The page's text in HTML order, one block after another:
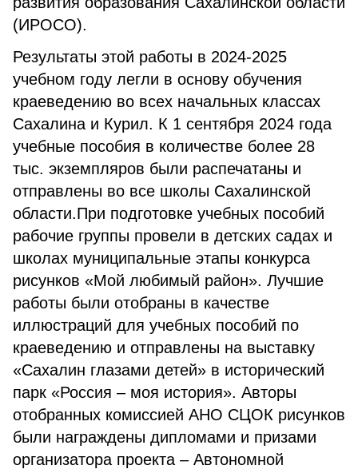
(ИРОСО).
Результаты этой работы в 2024-2025
учебном году легли в основу обучения
краеведению во всех начальных классах
Сахалина и Курил. К 1 сентября 2024 года
учебные пособия в количестве более 28
тыс. экземпляров были распечатаны и
отправлены во все школы Сахалинской
области.При подготовке учебных пособий
рабочие группы провели в детских садах и
школах муниципальные этапы конкурса
рисунков «Мой любимый район». Лучшие
работы были отобраны в качестве
иллюстраций для учебных пособий по
краеведению и отправлены на выставку
«Сахалин глазами детей» в исторический
парк «Россия – моя история». Авторы
отобранных комиссией АНО СЦОК рисунков
были награждены дипломами и призами
организатора проекта – Автономной